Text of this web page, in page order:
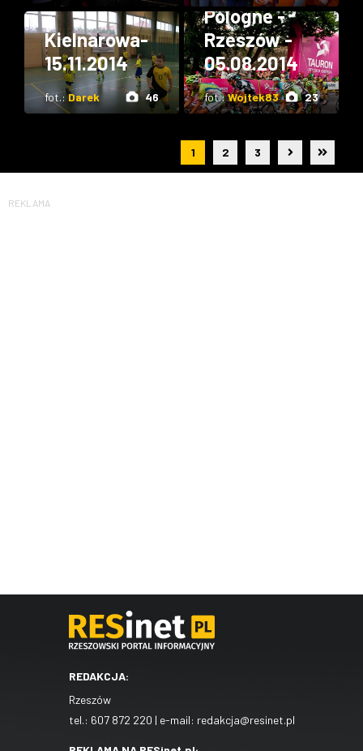
-
Kielnarowa-
15.11.2014
fot.:Darek 46
Pologne -
Rzeszów -
05.08.2014
fot.:Wojtek83 23
1 2 3
REKLAMA
REDAKCJA:
Rzeszów
tel.: 607 872 220 | e-mail: redakcja@resinet.pl